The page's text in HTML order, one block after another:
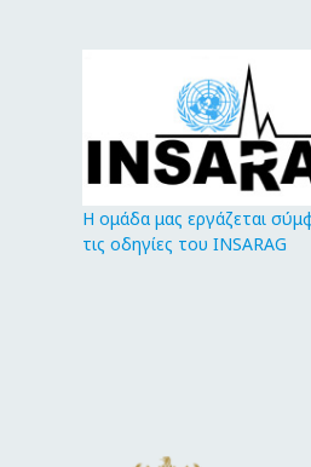
Η ομάδα μας εργάζεται
τις οδηγίες του INSARAG